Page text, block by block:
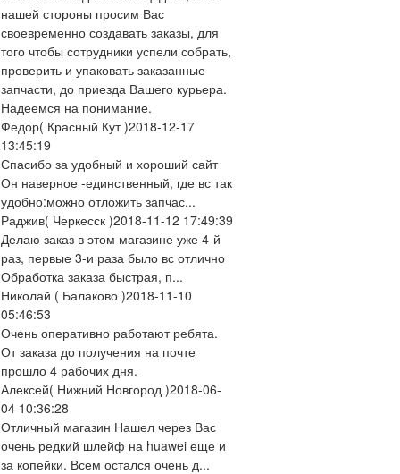
нашей стороны просим Вас
своевременно создавать заказы, для
того чтобы сотрудники успели собрать,
проверить и упаковать заказанные
запчасти, до приезда Вашего курьера.
Надеемся на понимание.
Федор( Красный Кут )2018-12-17
13:45:19
Спасибо за удобный и хороший сайт
Он наверное -единственный, где вс так
удобно:можно отложить запчас...
Раджив( Черкесск )2018-11-12 17:49:39
Делаю заказ в этом магазине уже 4-й
раз, первые 3-и раза было вс отлично
Обработка заказа быстрая, п...
Николай ( Балаково )2018-11-10
05:46:53
Очень оперативно работают ребята.
От заказа до получения на почте
прошло 4 рабочих дня.
Алексей( Нижний Новгород )2018-06-
04 10:36:28
Отличный магазин Нашел через Вас
очень редкий шлейф на huawei еще и
за копейки. Всем остался очень д...